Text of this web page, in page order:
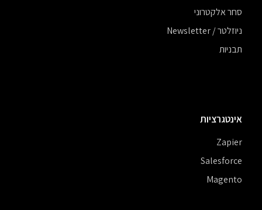
סחר אלקטרוני
ניוזלטר / Newsletter
תבניות
אינטגרציות
Zapier
Salesforce
Magento